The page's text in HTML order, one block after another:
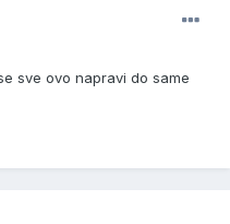
sve ovo napravi do same